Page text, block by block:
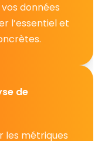
données
l’essentiel et
de
les métriques